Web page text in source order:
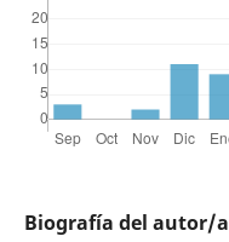
Biografía del autor/a